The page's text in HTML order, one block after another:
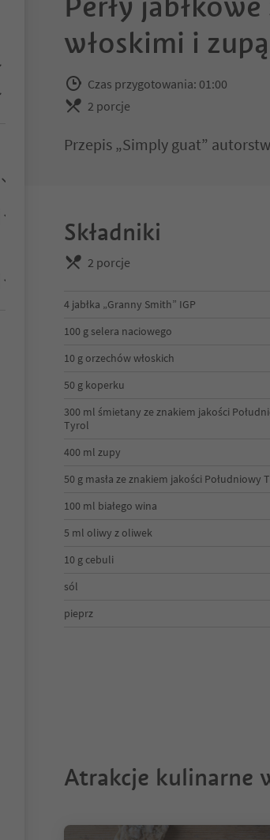
włoskimi i
Czas przygotowania: 01:00
2 porcje
Przepis „Simply guat”
Składniki
2 porcje
4 jabłka „Granny Smith” IGP
100 g selera naciowego
10 g orzechów włoskich
50 g koperku
300 ml śmietany ze znakiem jakości
Tyrol
400 ml zupy
50 g masła ze znakiem jakości Południowy
100 ml białego wina
5 ml oliwy z oliwek
10 g cebuli
sól
pieprz
Atrakcje kulinarne